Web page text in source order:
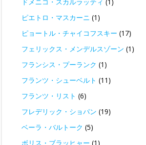
ドメニコ・スカルラッティ (1)
ピエトロ・マスカーニ (1)
ピョートル・チャイコフスキー (17)
フェリックス・メンデルスゾーン (1)
フランシス・プーランク (1)
フランツ・シューベルト (11)
フランツ・リスト (6)
フレデリック・ショパン (19)
ベーラ・バルトーク (5)
ボリス・ブラッヒャー (1)